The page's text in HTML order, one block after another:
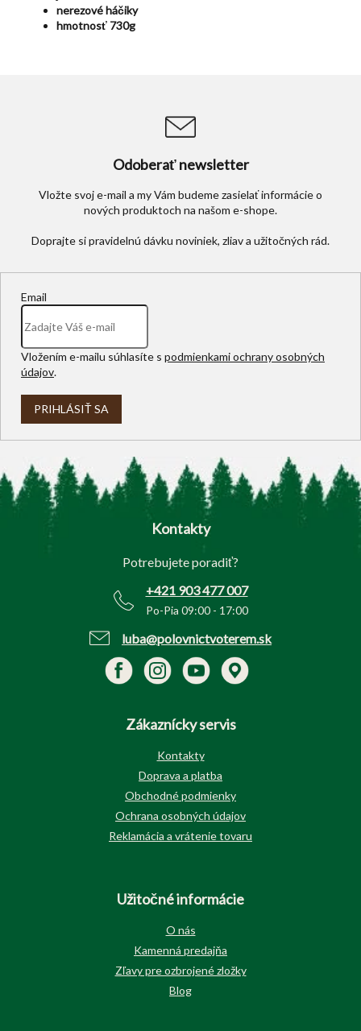
nerezové háčiky
hmotnosť 730g
Odoberať newsletter
Vložte svoj e-mail a my Vám budeme zasielať informácie o
nových produktoch na našom e-shope.
Email
Vložením e-mailu súhlasíte s podmienkami ochrany osobných
údajov.
PRIHLÁSIŤ SA
Z
Kontakty
Potrebujete poradiť?
+421 903 477 007
Po-Pia 09:00 - 17:00
luba@polovnictvoterem.sk
Zákaznícky servis
Kontakty
Doprava a platba
Obchodné podmienky
Ochrana osobných údajov
Reklamácia a vrátenie tovaru
Užitočné informácie
O nás
Kamenná predajňa
Zľavy pre ozbrojené zložky
Blog